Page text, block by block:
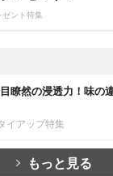
ゼント特集
瞭然の浸透力！味の
イアップ特集
もっと見る